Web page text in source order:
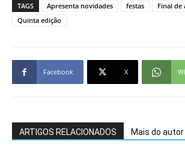
TAGS Apresenta novidades festas Final de
Quinta edição
Facebook X
ARTIGOS RELACIONADOS Mais do autor